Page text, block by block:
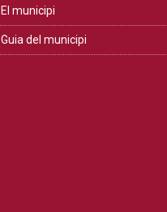
El municipi
Guia del municipi